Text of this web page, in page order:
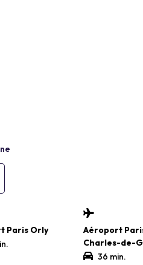
Paris Orly
Aéroport
Charles-de-
36 min.